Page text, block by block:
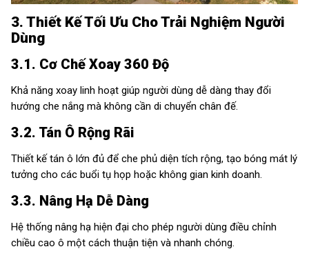
3. Thiết Kế Tối Ưu Cho Trải Nghiệm Người
Dùng
3.1. Cơ Chế Xoay 360 Độ
Khả năng xoay linh hoạt giúp người dùng dễ dàng thay đổi
hướng che nắng mà không cần di chuyển chân đế.
3.2. Tán Ô Rộng Rãi
Thiết kế tán ô lớn đủ để che phủ diện tích rộng, tạo bóng mát lý
tưởng cho các buổi tụ họp hoặc không gian kinh doanh.
3.3. Nâng Hạ Dễ Dàng
Hệ thống nâng hạ hiện đại cho phép người dùng điều chỉnh
chiều cao ô một cách thuận tiện và nhanh chóng.